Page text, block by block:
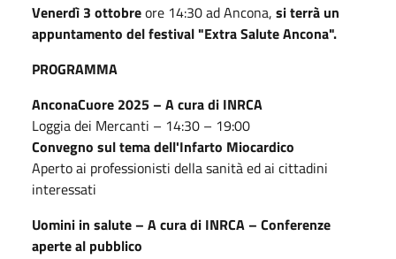
Venerdì 3 ottobreore 14:30 ad Ancona, si terrà un
appuntamento del festival "Extra Salute Ancona".
PROGRAMMA
AnconaCuore 2025 – A cura di INRCA
Loggia dei Mercanti – 14:30 – 19:00
Convegno sul tema dell'Infarto Miocardico
Aperto ai professionisti della sanità ed ai cittadini
interessati
Uomini in salute – A cura di INRCA – Conferenze
aperte al pubblico